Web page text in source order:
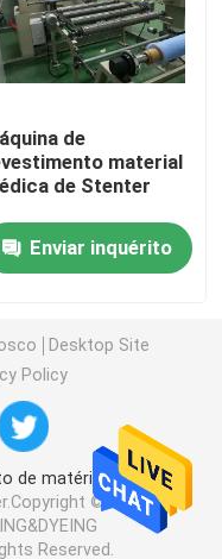
têxtil
da tela
de
material
de Stenter
Enviar inquérito
Desktop Site
Policy
de matéria têxtil
© 2025
Reserved.